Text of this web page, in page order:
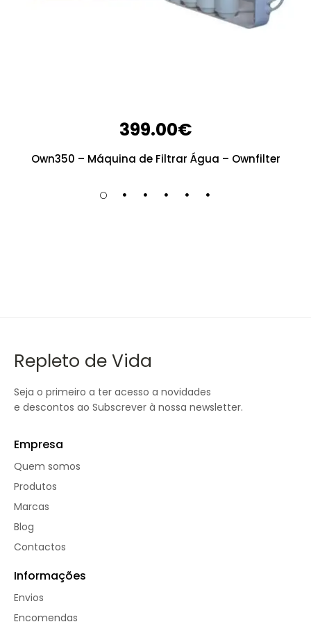
399.00€
Own350 – Máquina de Filtrar Água – Ownfilter
Repleto de Vida
Seja o primeiro a ter acesso a novidades
e descontos ao Subscrever à nossa newsletter.
Empresa
Quem somos
Produtos
Marcas
Blog
Contactos
Informações
Envios
Encomendas